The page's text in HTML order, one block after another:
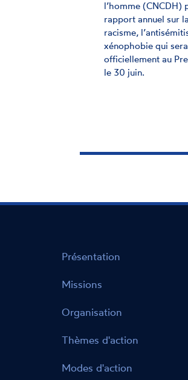
à lutter contre
renouvelées de
Présentation
Missions
Organisation
Thèmes d'action
Modes d'action